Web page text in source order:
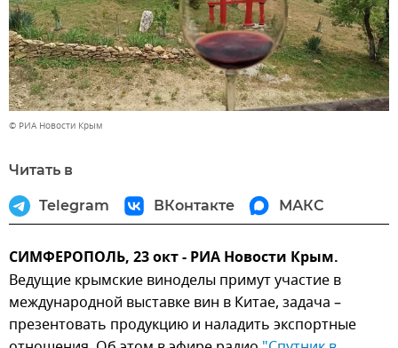
© РИА Новости Крым
Читать в
Telegram ВКонтакте МАКС
СИМФЕРОПОЛЬ, 23 окт - РИА Новости Крым.
Ведущие крымские виноделы примут участие в
международной выставке вин в Китае, задача –
презентовать продукцию и наладить экспортные